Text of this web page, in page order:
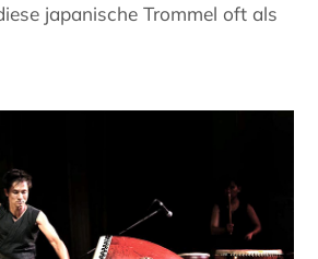
japanische Trommel oft als